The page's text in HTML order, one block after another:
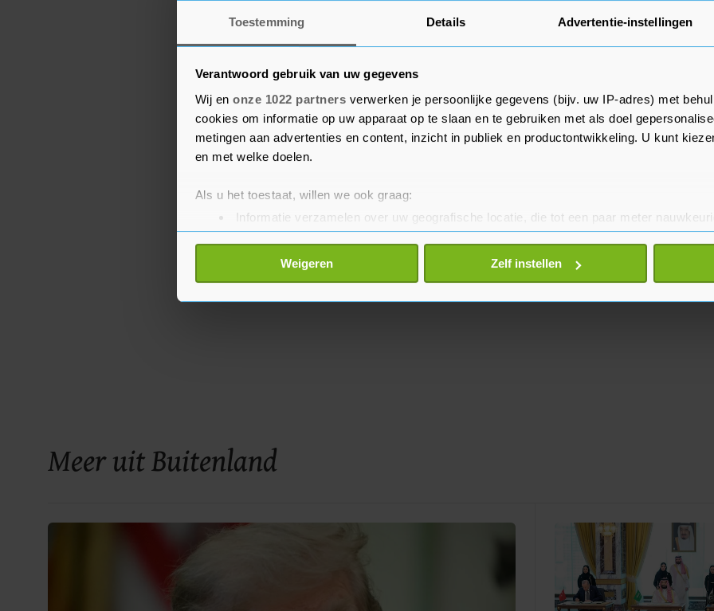
Toestemming Details Advertentie-instellingen
Verantwoord gebruik van uw gegevens
Wij en onze 1022 partners verwerken je persoonlijke gegevens (bijv. uw IP-adres) met
cookies om informatie op uw apparaat op te slaan en te gebruiken met als doel
metingen aan advertenties en content, inzicht in publiek en productontwikkeling. U kunt
en met welke doelen.
Als u het toestaat, willen we ook graag:
Informatie verzamelen over uw geografische locatie, die tot een paar meter
Uw apparaat identificeren door het actief te scannen op specifieke eigenschappen
Lees meer over hoe uw persoonlijke gegevens worden verwerkt en stel uw voorkeuren in het
toestemming op elk moment wijzigen of intrekken in de Cookieverklaring.
Weigeren Zelf instellen
coronalockdown in april de zomersolden een maand uit
te stellen, zodat de gedupeerde winkeliers hun waren wat
Meer uit Buitenland